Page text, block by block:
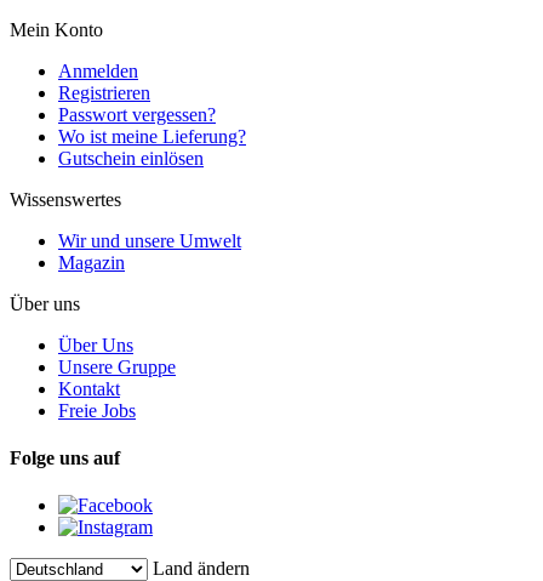
Mein Konto
Anmelden
Registrieren
Passwort vergessen?
Wo ist meine Lieferung?
Gutschein einlösen
Wissenswertes
Wir und unsere Umwelt
Magazin
Über uns
Über Uns
Unsere Gruppe
Kontakt
Freie Jobs
Folge uns auf
Land ändern